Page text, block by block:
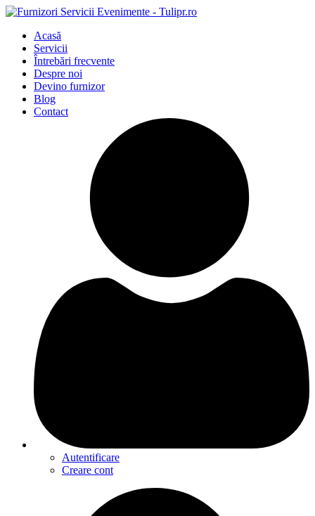
Acasă
Servicii
Întrebări frecvente
Despre noi
Devino furnizor
Blog
Contact
Autentificare
Creare cont